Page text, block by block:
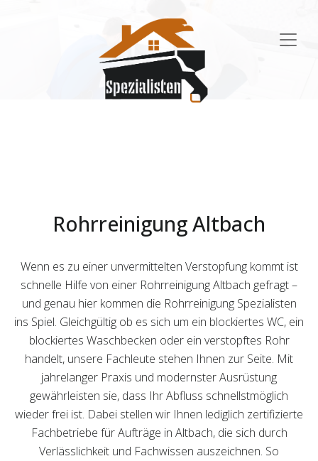
Rohrreinigung Altbach
Wenn es zu einer unvermittelten Verstopfung kommt ist
schnelle Hilfe von einer Rohrreinigung Altbach gefragt –
und genau hier kommen die Rohrreinigung Spezialisten
ins Spiel. Gleichgültig ob es sich um ein blockiertes WC, ein
blockiertes Waschbecken oder ein verstopftes Rohr
handelt, unsere Fachleute stehen Ihnen zur Seite. Mit
jahrelanger Praxis und modernster Ausrüstung
gewährleisten sie, dass Ihr Abfluss schnellstmöglich
wieder frei ist. Dabei stellen wir Ihnen lediglich zertifizierte
Fachbetriebe für Aufträge in Altbach, die sich durch
Verlässlichkeit und Fachwissen auszeichnen. So